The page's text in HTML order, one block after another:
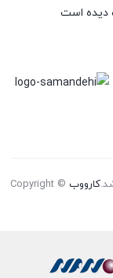
دیده است
کارووب Copyright ©